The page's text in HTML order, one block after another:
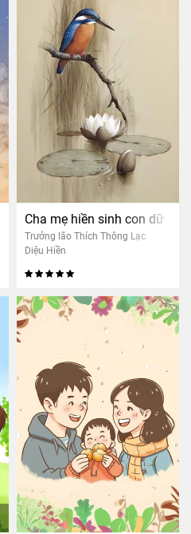
Cha mẹ hiền sinh con dữ
Trưởng lão Thích Thông Lạc
Diệu Hiền